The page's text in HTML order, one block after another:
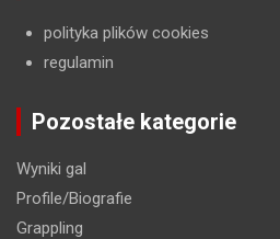
polityka plików cookies
regulamin
Pozostałe kategorie
Wyniki gal
Profile/Biografie
Grappling